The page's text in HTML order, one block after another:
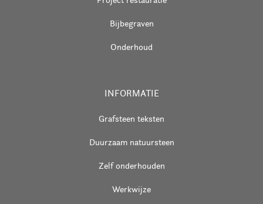
Bijbegraven
Onderhoud
INFORMATIE
Grafsteen teksten
Duurzaam natuursteen
Zelf onderhouden
Werkwijze